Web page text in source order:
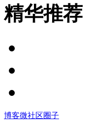
精华推荐
博客微社区圈子